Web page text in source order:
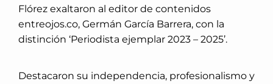
Flórez exaltaron al editor de contenidos
entreojos.co, Germán García Barrera, con la
distinción ‘Periodista ejemplar 2023 – 2025’.
Destacaron su independencia, profesionalismo y